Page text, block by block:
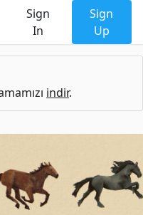
Sign
In
Sign
Up
indir.